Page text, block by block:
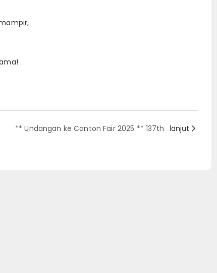
** Undangan ke Canton Fair 2025 ** 137th lanjut